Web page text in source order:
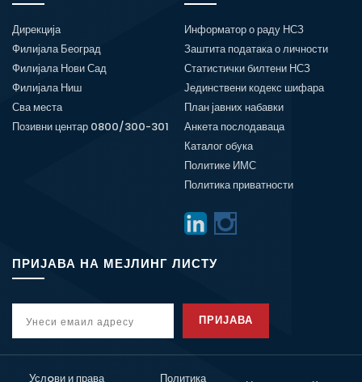
Дирекција
Филијала Београд
Филијала Нови Сад
Филијала Ниш
Сва места
Позивни центар 0800/300-301
Информатор о раду НСЗ
Заштита података о личности
Статистички билтени НСЗ
Јединствени кодекс шифара
План јавних набавки
Анкета послодаваца
Каталог обука
Политике ИМС
Политика приватности
ПРИЈАВА НА МЕЈЛИНГ ЛИСТУ
ПРИЈАВА
Услoви и права Политика